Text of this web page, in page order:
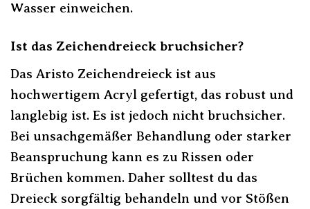
Wasser einweichen.
Ist das Zeichendreieck bruchsicher?
Das Aristo Zeichendreieck ist aus
hochwertigem Acryl gefertigt, das robust und
langlebig ist. Es ist jedoch nicht bruchsicher.
Bei unsachgemäßer Behandlung oder starker
Beanspruchung kann es zu Rissen oder
Brüchen kommen. Daher solltest du das
Dreieck sorgfältig behandeln und vor Stößen